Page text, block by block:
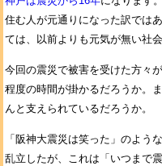
住む人が元通りになった訳では
ては、以前よりも元気が無い社
今回の震災で被害を受けた方々
程度の時間が掛かるだろうか。
んと支えられているだろうか。
「阪神大震災は笑った」のよう
乱立したが、これは「いつまで